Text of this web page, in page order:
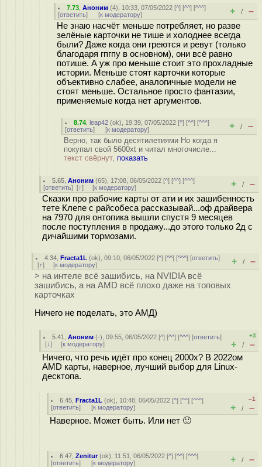
7.73 ,Аноним (4), 10:33, 07/05/2022 [^] [^^] [^^^]
[ответить] [к модератору] + / –
Не знаю насчёт меньше потребляет, но разве
зелёные карточки не тише и холоднее всегда
были? Даже когда они греются и ревут (только
благодаря гпгпу в основном), они всё равно
потише. А уж про меньше стоит это прохладные
истории. Меньше стоят карточки которые
объективно слабее, аналогичные модели не
стоят меньше. Остальное просто фантазии,
применяемые когда нет аргументов.
8.74 ,leap42 (ok), 19:39, 07/05/2022 [^] [^^] [^^^]
[ответить] [к модератору] + / –
Верно, так было десятилетиями Но когда я
покупал свой 5600xt и читал многочисле...
текст свёрнут, показать
5.65 ,Аноним (65), 17:08, 06/05/2022 [^] [^^] [^^^]
[ответить] [↑] [к модератору] + / –
Сказки про рабочие карты от ати и их зашибенность
тете Клепе с райсобеса рассказывай...оф драйвера
на 7970 для онтопика вышли спустя 9 месяцев
после поступления в продажу...до этого только 2д с
дичайшими тормозами.
4.34 ,Fracta1L (ok), 09:10, 06/05/2022 [^] [^^] [^^^] [ответить]
[↑] [к модератору] + / –
> на интеле всё зашибись, на NVIDIA всё
зашибись, а на AMD всё плохо даже на топовых
карточках
Ничего не поделать, это АМД)
5.41 ,Аноним (-), 09:55, 06/05/2022 [^] [^^] [^^^] [ответить]
[↓] [к модератору]
+3
+ / –
Ничего, что речь идёт про конец 2000х? В 2022ом
AMD карты, наверное, лучший выбор для Linux-
десктопа.
6.45 ,Fracta1L (ok), 10:48, 06/05/2022 [^] [^^] [^^^]
[ответить] [к модератору]
–1
+ / –
Наверное. Может быть. Или нет 🙂
6.47 ,Zenitur(ok), 11:51, 06/05/2022 [^] [^^] [^^^]
[ответить] [к модератору] + / –